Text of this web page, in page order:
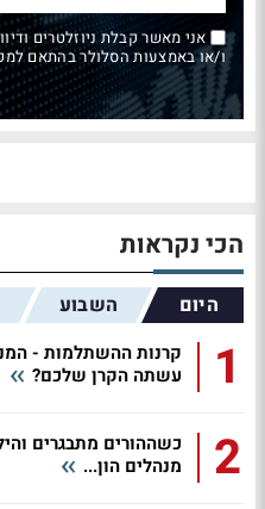
אני מאשר קבלת ניוזלטרים
ו/או באמצעות הסלולר בהתאם למפורט בסעיף
הכי נקראות
היום השבוע
1
קרנות ההשתלמות -
עשתה הקרן שלכם?
2
כשההורים מתבגרים
מנהלים הון...